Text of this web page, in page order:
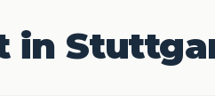
in